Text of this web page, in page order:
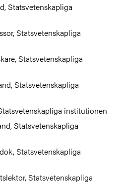
Statsvetenskapliga
Statsvetenskapliga
Statsvetenskapliga
Statsvetenskapliga
institutionen
Statsvetenskapliga
Statsvetenskapliga
Statsvetenskapliga